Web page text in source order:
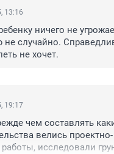
13:16
ничего не
случайно.
не хочет.
19:17
чем составлять
велись проектно-
исследовали